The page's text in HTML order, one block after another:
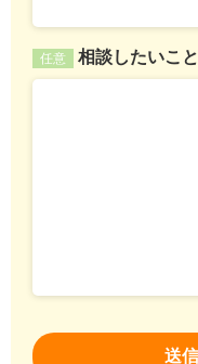
任意 相談したいこと